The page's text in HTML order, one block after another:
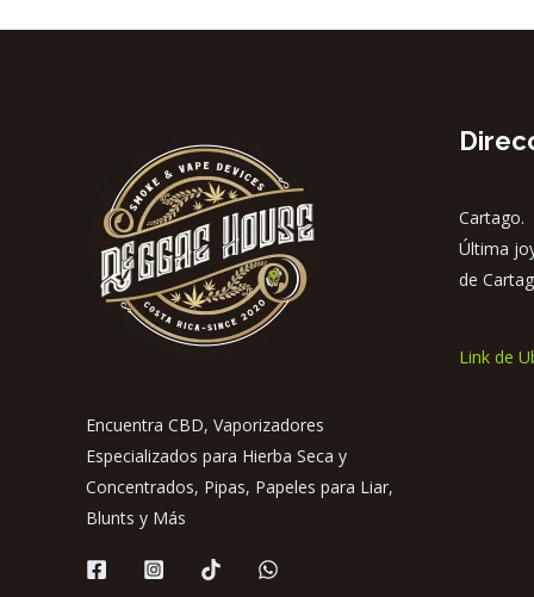
Encuentra CBD, Vaporizadores
Especializados para Hierba Seca y
Concentrados, Pipas, Papeles para Liar,
Blunts y Más
Cartago.
Última
de
Link de